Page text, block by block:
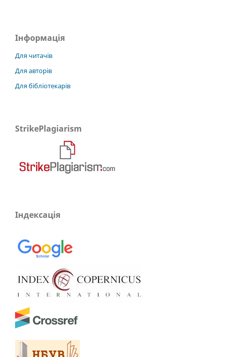
Інформація
Для читачів
Для авторів
Для бібліотекарів
StrikePlagiarism
Індексація